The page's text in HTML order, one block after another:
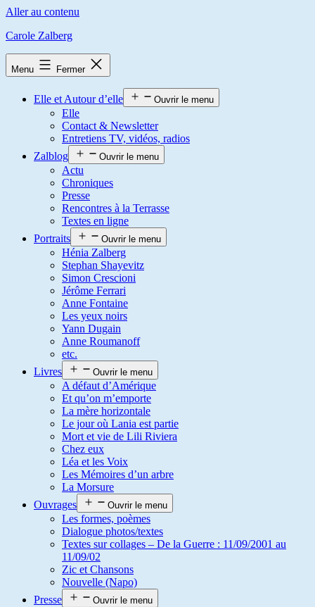
Aller au contenu
Carole Zalberg
Menu Fermer
Elle et Autour d’elle Ouvrir le menu
Elle
Contact & Newsletter
Entretiens TV, vidéos, radios
Zalblog
Ouvrir le menu
Actu
Chroniques
Presse
Rencontres à la Terrasse
Textes en ligne
Portraits
Ouvrir le menu
Hénia Zalberg
Stephan Shayevitz
Simon Crescioni
Jérôme Ferrari
Anne Fontaine
Les yeux noirs
Yann Dugain
Anne Roumanoff
etc.
Livres
Ouvrir le menu
A défaut d’Amérique
Et qu’on m’emporte
La mère horizontale
Le jour où Lania est partie
Mort et vie de Lili Riviera
Chez eux
Léa et les Voix
Les Mémoires d’un arbre
La Morsure
Ouvrages
Ouvrir le menu
Les formes, poèmes
Dialogue photos/textes
Textes sur collages – De la Guerre : 11/09/2001 au
11/09/02
Zic et Chansons
Nouvelle (Napo)
Presse
Ouvrir le menu